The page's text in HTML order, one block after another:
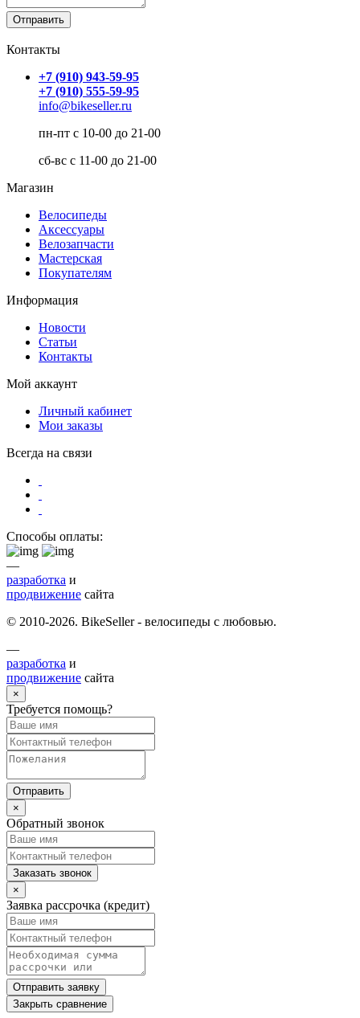
Контакты
+7 (910) 943-59-95
+7 (910) 555-59-95
info@bikeseller.ru
пн-пт с 10-00 до 21-00
сб-вс с 11-00 до 21-00
Магазин
Велосипеды
Аксессуары
Велозапчасти
Мастерская
Покупателям
Информация
Новости
Статьи
Контакты
Мой аккаунт
Личный кабинет
Мои заказы
Всегда на связи
Способы оплаты:
—
разработка и
продвижение сайта
© 2010-2026. BikeSeller - велосипеды с любовью.
—
разработка и
продвижение сайта
×
Требуется помощь?
×
Обратный звонок
×
Заявка рассрочка (кредит)
Закрыть сравнение